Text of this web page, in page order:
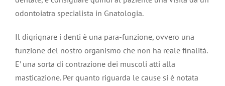
odontoiatra specialista in Gnatologia.
Il digrignare i denti è una para-funzione, ovvero una
funzione del nostro organismo che non ha reale finalità.
E’ una sorta di contrazione dei muscoli atti alla
masticazione. Per quanto riguarda le cause si è notata